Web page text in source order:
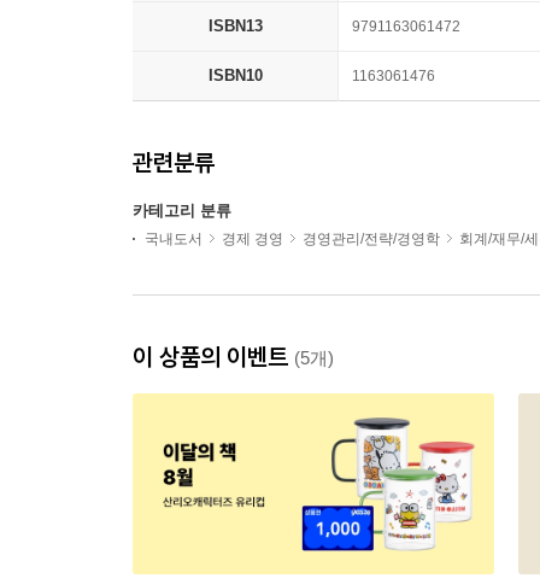
ISBN13 9791163061472
ISBN10 1163061476
관련분류
카테고리 분류
국내도서 경제 경영 경영관리/전략/경영학 회계/재무/
이 상품의 이벤트 (5개)